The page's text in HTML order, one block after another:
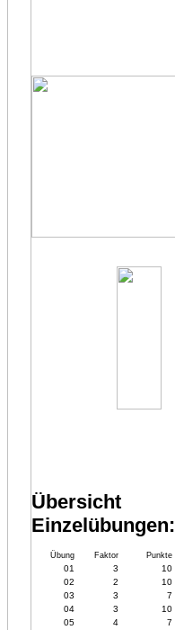
Übersicht
Einzelübungen:
Übung Faktor Punkte
01 3 10
02
2 10
03
3 7
04
3 10
05
4 7